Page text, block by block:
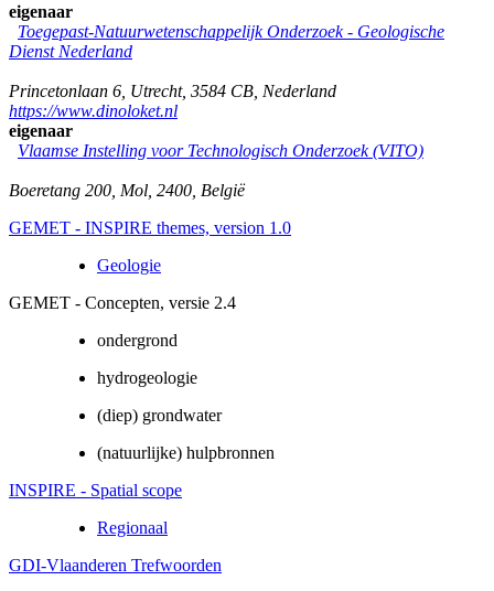
eigenaar
Toegepast-Natuurwetenschappelijk Onderzoek - Geologische
Dienst Nederland
Princetonlaan 6 Utrecht, 3584 CB Nederland
https://www.dinoloket.nl
eigenaar
Vlaamse Instelling voor Technologisch Onderzoek (VITO)
Boeretang 200 Mol 2400 België
GEMET - INSPIRE themes, version 1.0
Geologie
GEMET - Concepten, versie 2.4
ondergrond
hydrogeologie
(diep) grondwater
(natuurlijke) hulpbronnen
INSPIRE - Spatial scope
Regionaal
GDI-Vlaanderen Trefwoorden